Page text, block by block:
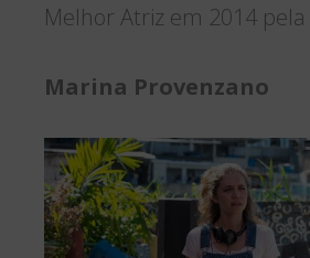
Melhor Atriz em 2014 pela
Marina Provenzano